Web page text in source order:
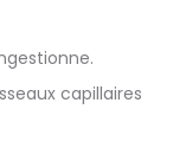
capillaires